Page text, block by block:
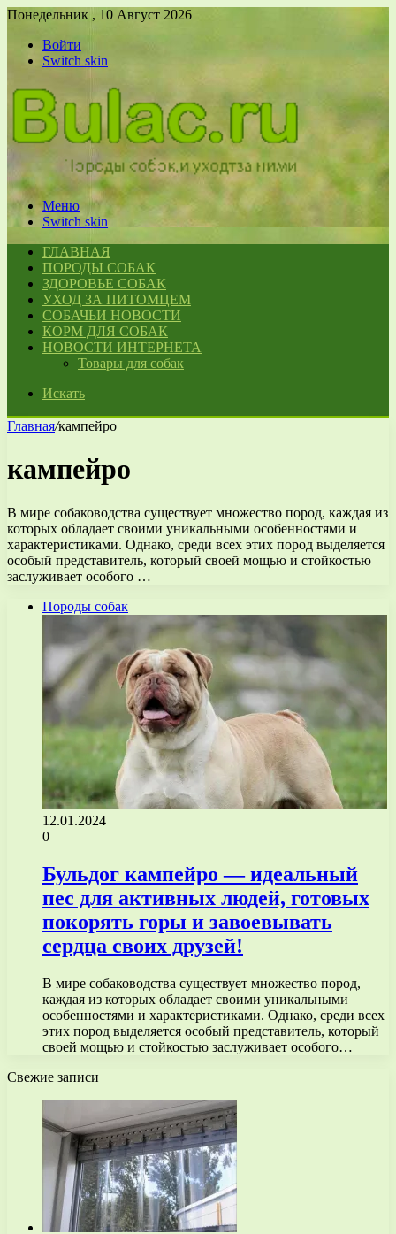
Понедельник , 10 Август 2026
Войти
Switch skin
Меню
Switch skin
ГЛАВНАЯ
ПОРОДЫ СОБАК
ЗДОРОВЬЕ СОБАК
УХОД ЗА ПИТОМЦЕМ
СОБАЧЬИ НОВОСТИ
КОРМ ДЛЯ СОБАК
НОВОСТИ ИНТЕРНЕТА
Товары для собак
Искать
Главная/кампейро
кампейро
В мире собаководства существует множество пород, каждая из
которых обладает своими уникальными особенностями и
характеристиками. Однако, среди всех этих пород выделяется
особый представитель, который своей мощью и стойкостью
заслуживает особого …
Породы собак
12.01.2024
0
Бульдог кампейро — идеальный
пес для активных людей, готовых
покорять горы и завоевывать
сердца своих друзей!
В мире собаководства существует множество пород,
каждая из которых обладает своими уникальными
особенностями и характеристиками. Однако, среди всех
этих пород выделяется особый представитель, который
своей мощью и стойкостью заслуживает особого…
Свежие записи